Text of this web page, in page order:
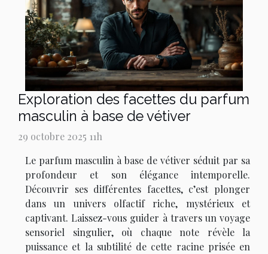
Exploration des facettes du parfum
masculin à base de vétiver
29 octobre 2025 11h
Le parfum masculin à base de vétiver séduit par sa
profondeur et son élégance intemporelle.
Découvrir ses différentes facettes, c’est plonger
dans un univers olfactif riche, mystérieux et
captivant. Laissez-vous guider à travers un voyage
sensoriel singulier, où chaque note révèle la
puissance et la subtilité de cette racine prisée en